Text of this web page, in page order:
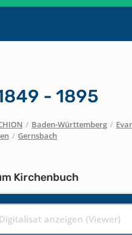
- 1895
/ Baden-Württemberg /
/ Gernsbach
Kirchenbuch
Digitalisat anzeigen (Viewer)